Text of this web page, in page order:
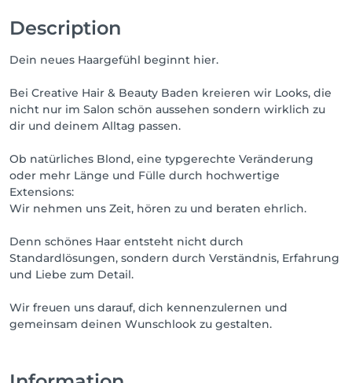
✨ Schnitte, die zu deinem Alltag passen
Besonders bei Blond und Extensions ist uns eines
Eine ehrliche Einschätzung.
Nicht jeder Wunsch ist sofort in einem Termin
transparent.
Denn unser Ziel ist nicht nur, dass du den Salon
glücklich verlässt.
Unser Ziel ist, dass du deine Haare auch Wochen
später noch liebst.
Dein Team von
Description
Dein neues Haargefühl beginnt hier.
Bei Creative Hair & Beauty Baden kreieren wir Looks, die
nicht nur im Salon schön aussehen sondern wirklich zu
dir und deinem Alltag passen.
Ob natürliches Blond, eine typgerechte Veränderung
oder mehr Länge und Fülle durch hochwertige
Extensions:
Wir nehmen uns Zeit, hören zu und beraten ehrlich.
Denn schönes Haar entsteht nicht durch
Standardlösungen, sondern durch Verständnis, Erfahrung
und Liebe zum Detail.
Wir freuen uns darauf, dich kennenzulernen und